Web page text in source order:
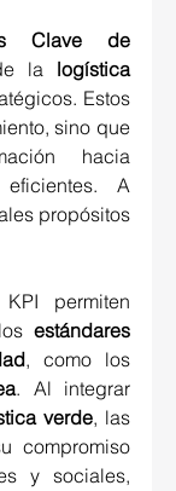
Clave de
la logística
Estos
sino que
hacia
A
propósitos
permiten
estándares
, como los
. Al integrar
verde, las
compromiso
y sociales,